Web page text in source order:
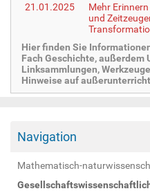
21.01.2025
Mehr
und
Hier finden Sie
Fach Geschichte,
Linksammlungen,
Hinweise auf
Navigation
Mathematisch-